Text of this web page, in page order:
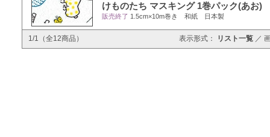
けものたち マスキング 1巻パック(あお)
販売終了 1.5cm×10m巻き 和紙 日本製
1/1（全12商品） 表示形式： リスト一覧 ／